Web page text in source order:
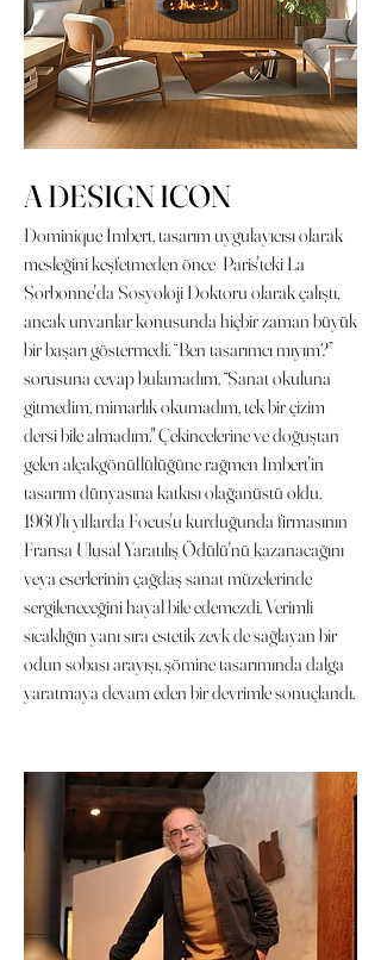
A DESIGN ICON
Dominique Imbert, tasarım uygulayıcısı olarak
mesleğini keşfetmeden önce Paris'teki La
Sorbonne'da Sosyoloji Doktoru olarak çalıştı,
ancak unvanlar konusunda hiçbir zaman büyük
bir başarı göstermedi. “Ben tasarımcı mıyım?”
sorusuna cevap bulamadım. “Sanat okuluna
gitmedim, mimarlık okumadım, tek bir çizim
dersi bile almadım," Çekincelerine ve doğuştan
gelen alçakgönüllülüğüne rağmen Imbert'in
tasarım dünyasına katkısı olağanüstü oldu.
1960'lı yıllarda Focus'u kurduğunda firmasının
Fransa Ulusal Yaratılış Ödülü'nü kazanacağını
veya eserlerinin çağdaş sanat müzelerinde
sergileneceğini hayal bile edemezdi. Verimli
sıcaklığın yanı sıra estetik zevk de sağlayan bir
odun sobası arayışı, şömine tasarımında dalga
yaratmaya devam eden bir devrimle sonuçlandı.